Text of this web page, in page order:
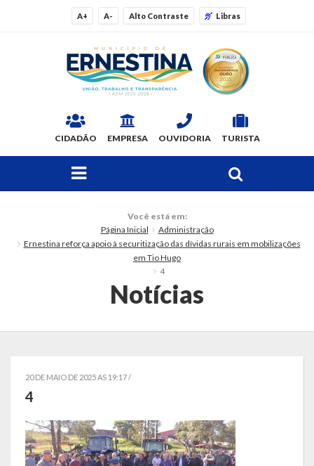
A+ A- Alto Contraste Libras
CIDADÃO EMPRESA OUVIDORIA TURISTA
Dados Gerais
Localização
Telefones Úteis
Secretarias
Estrutura organizacional
Você está em:
Página Inicial
Administração
Ernestina reforça apoio à securitização das dívidas rurais em mobilizações
em Tio Hugo
4
Notícias
20 DE MAIO DE 2025 AS 19:17 /
4